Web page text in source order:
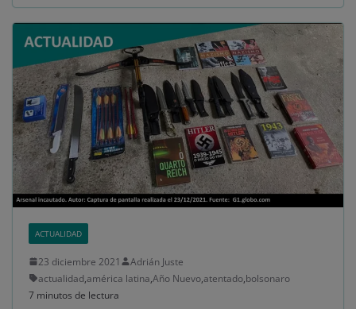
ACTUALIDAD
23 diciembre 2021
Adrián Juste
actualidad,américa latina,Año Nuevo,atentado,bolsonaro
7 minutos de lectura